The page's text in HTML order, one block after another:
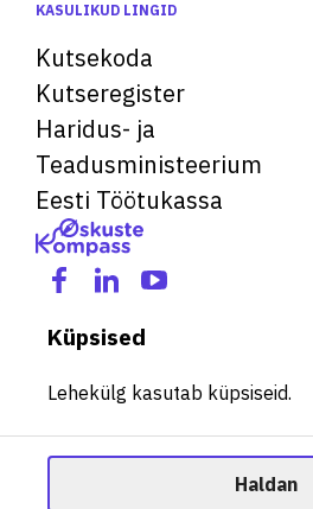
KASULIKUD LINGID
Kutsekoda
Kutseregister
Haridus- ja
Teadusministeerium
Eesti Töötukassa
Küpsised
Lehekülg kasutab küpsiseid.
Haldan